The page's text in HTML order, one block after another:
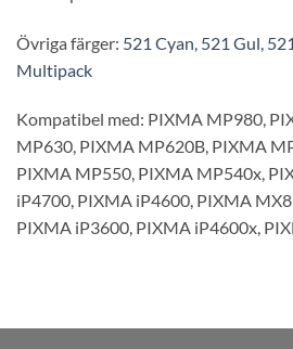
Övriga färger: 521 Cyan 521 Gul,
Multipack
Kompatibel med: PIXMA MP980,
MP630, PIXMA MP620B, PIXMA
PIXMA MP550, PIXMA MP540x,
iP4700, PIXMA iP4600, PIXMA
PIXMA iP3600, PIXMA iP4600x,